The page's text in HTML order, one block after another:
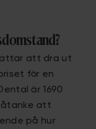
att dra ut
för en
är 1690
åtanke att
på hur